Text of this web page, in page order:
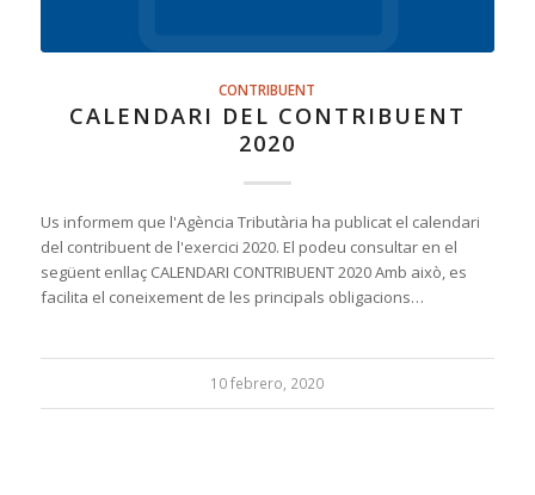
CONTRIBUENT
CALENDARI DEL CONTRIBUENT
2020
Us informem que l'Agència Tributària ha publicat el calendari
del contribuent de l'exercici 2020. El podeu consultar en el
següent enllaç CALENDARI CONTRIBUENT 2020 Amb això, es
facilita el coneixement de les principals obligacions…
10 febrero, 2020